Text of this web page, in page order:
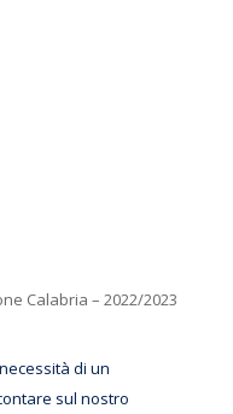
Calabria – 2022/2023
di un
sul nostro